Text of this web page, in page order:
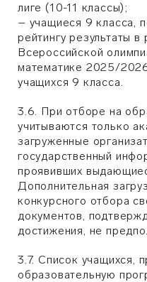
лиге (10-11 классы);
– учащиеся 9 класса,
рейтингу результаты
Всероссийской
математике 2025/
учащихся 9 класса.
3.6. При отборе на
учитываются только
загруженные
государственный
проявивших
Дополнительная
конкурсного отбора
документов,
достижения, не
3.7. Список учащихся,
образовательную